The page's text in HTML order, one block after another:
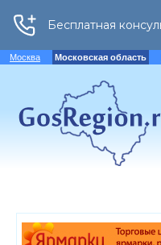
Москва Московская область